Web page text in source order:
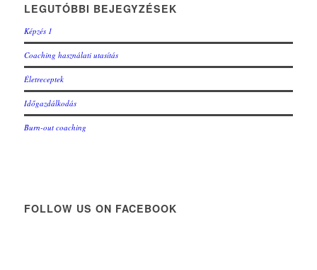
LEGUTÓBBI BEJEGYZÉSEK
Képzés 1
Coaching használati utasítás
Életreceptek
Időgazdálkodás
Burn-out coaching
FOLLOW US ON FACEBOOK